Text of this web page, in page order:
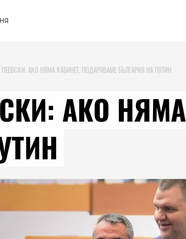
ПЕЕВСКИ: АКО НЯМА КАБИНЕТ, ПОДАРЯВАМЕ БЪЛГАРИЯ НА ПУТИН
АКО